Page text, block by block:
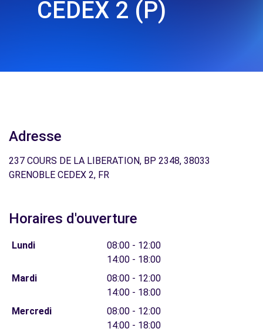
CEDEX 2 (P)
Adresse
237 COURS DE LA LIBERATION, BP 2348, 38033
GRENOBLE CEDEX 2, FR
Horaires d'ouverture
Lundi
08:00 - 12:00
14:00 - 18:00
Mardi
08:00 - 12:00
14:00 - 18:00
Mercredi
08:00 - 12:00
14:00 - 18:00